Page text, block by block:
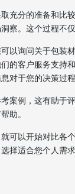
充分的准备和比
察。这个过程不
以询问关于包装
的客户服务支持
对于您的决策过程
案例，这有助于
助。
可以开始对比各
择适合您个人需